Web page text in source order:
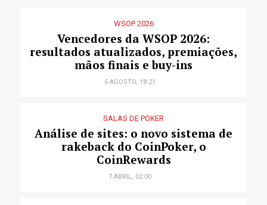
WSOP 2026
Vencedores da WSOP 2026:
resultados atualizados, premiações,
mãos finais e buy-ins
6 AGOSTO, 18:21
SALAS DE POKER
Análise de sites: o novo sistema de
rakeback do CoinPoker, o
CoinRewards
7 ABRIL, 02:00